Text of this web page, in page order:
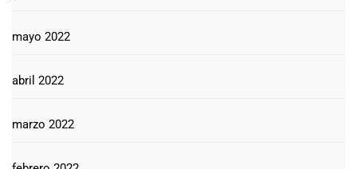
mayo 2022
abril 2022
marzo 2022